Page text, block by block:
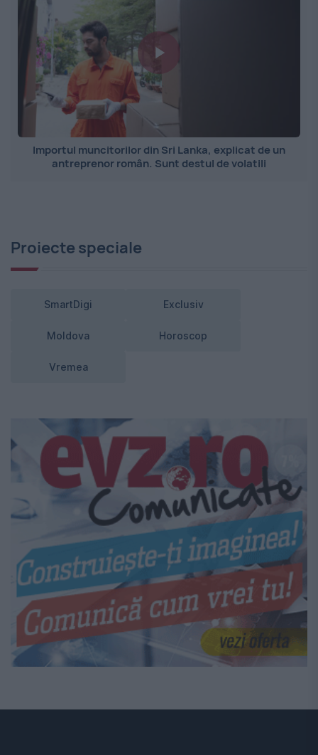
Importul muncitorilor din Sri Lanka, explicat de un
antreprenor român. Sunt destul de volatili
Proiecte speciale
SmartDigi Exclusiv
Moldova Horoscop
Vremea